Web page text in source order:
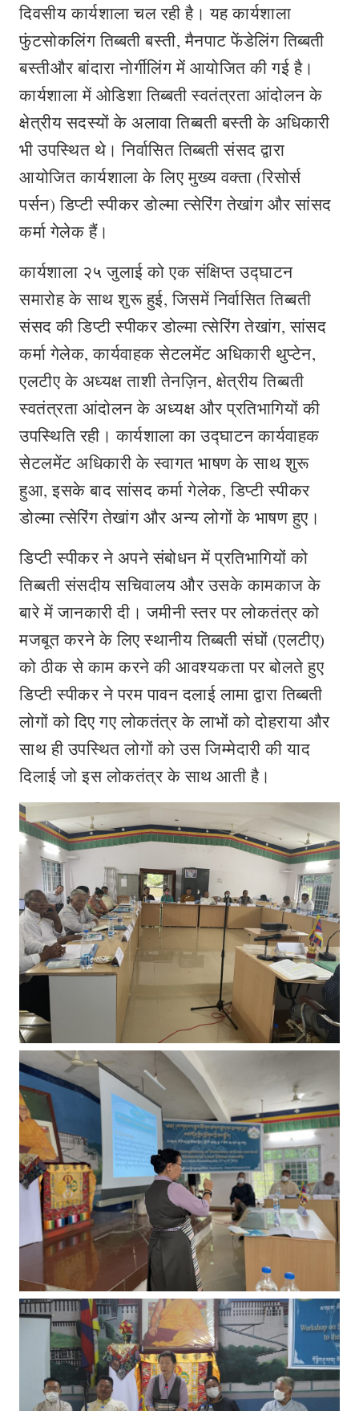
दिवसीय कार्यशाला चल रही है। यह कार्यशाला
फुंटसोकलिंग तिब्बती बस्ती, मैनपाट फेंडेलिंग तिब्बती
बस्तीऔर बांदारा नोर्गीलिंग में आयोजित की गई है।
कार्यशाला में ओडिशा तिब्बती स्वतंत्रता आंदोलन के
क्षेत्रीय सदस्यों के अलावा तिब्बती बस्ती के अधिकारी
भी उपस्थित थे। निर्वासित तिब्बती संसद द्वारा
आयोजित कार्यशाला के लिए मुख्‍य वक्‍ता (रिसोर्स
पर्सन) डिप्टी स्पीकर डोल्मा त्सेरिंग तेखांग और सांसद
कर्मा गेलेक हैं।
कार्यशाला २५ जुलाई को एक संक्षिप्त उद्घाटन
समारोह के साथ शुरू हुई, जिसमें निर्वासित तिब्‍बती
संसद की डिप्टी स्पीकर डोल्मा त्सेरिंग तेखांग, सांसद
कर्मा गेलेक, कार्यवाहक सेटलमेंट अधिकारी थुप्टेन,
एलटीए के अध्यक्ष ताशी तेनज़िन, क्षेत्रीय तिब्बती
स्वतंत्रता आंदोलन के अध्यक्ष और प्रतिभागियों की
उपस्थिति रही। कार्यशाला का उद्घाटन कार्यवाहक
सेटलमेंट अधिकारी के स्वागत भाषण के साथ शुरू
हुआ, इसके बाद सांसद कर्मा गेलेक, डिप्टी स्पीकर
डोल्मा त्सेरिंग तेखांग और अन्य लोगों के भाषण हुए।
डिप्टी स्पीकर ने अपने संबोधन में प्रतिभागियों को
तिब्बती संसदीय सचिवालय और उसके कामकाज के
बारे में जानकारी दी। जमीनी स्तर पर लोकतंत्र को
मजबूत करने के लिए स्‍थानीय तिब्‍बती संघों (एलटीए)
को ठीक से काम करने की आवश्यकता पर बोलते हुए
डिप्टी स्पीकर ने परम पावन दलाई लामा द्वारा तिब्बती
लोगों को दिए गए लोकतंत्र के लाभों को दोहराया और
साथ ही उपस्थित लोगों को उस जिम्मेदारी की याद
दिलाई जो इस लोकतंत्र के साथ आती है।